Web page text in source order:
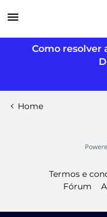
Como resolver
Home
Termos e
Fórum